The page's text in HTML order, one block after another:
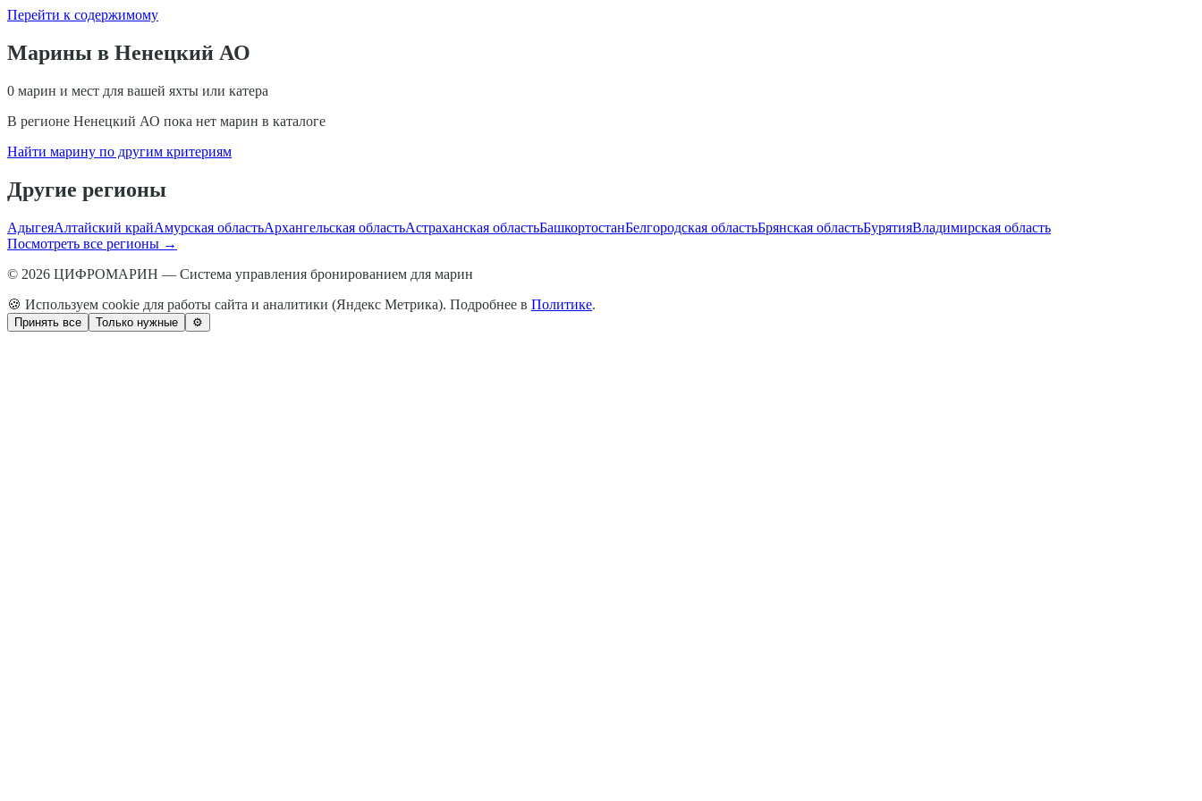
Перейти к содержимому
Марины в Ненецкий АО
0 марин и мест для вашей яхты или катера
В регионе Ненецкий АО пока нет марин в каталоге
Найти марину по другим критериям
Другие регионы
АдыгеяАлтайский крайАмурская областьАрхангельская областьАстраханская областьБашкортостанБелгородская областьБрянская областьБурятияВладимирская область
Посмотреть все регионы →
© 2026 ЦИФРОМАРИН — Система управления бронированием для марин
🍪 Используем cookie для работы сайта и аналитики (Яндекс Метрика). Подробнее в Политике.
Принять все Только нужные ⚙